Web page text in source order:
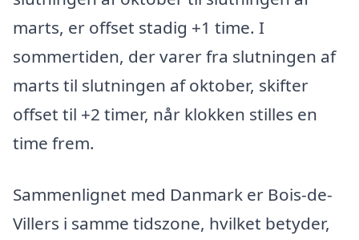
marts, er offset stadig +1 time. I
sommertiden, der varer fra slutningen af
marts til slutningen af oktober, skifter
offset til +2 timer, når klokken stilles en
time frem.
Sammenlignet med Danmark er Bois-de-
Villers i samme tidszone, hvilket betyder,